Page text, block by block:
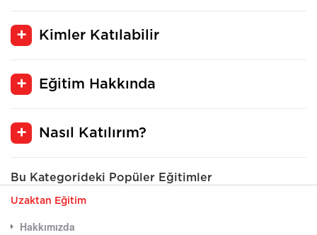
Kimler Katılabilir
Eğitim Hakkında
Nasıl Katılırım?
Bu Kategorideki Popüler Eğitimler
Uzaktan Eğitim
Hakkımızda